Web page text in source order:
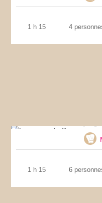
1 h 15 4
1 h 15 6